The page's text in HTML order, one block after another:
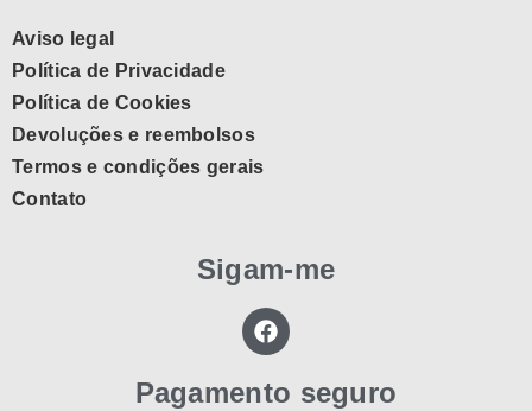
Aviso legal
Política de Privacidade
Política de Cookies
Devoluções e reembolsos
Termos e condições gerais
Contato
Sigam-me
Pagamento seguro